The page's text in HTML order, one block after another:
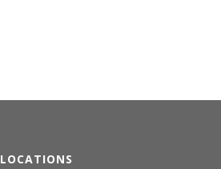
LOCATIONS